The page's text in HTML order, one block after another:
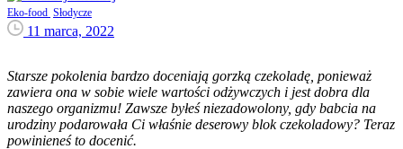
Eko-food Słodycze
11 marca, 2022
Starsze pokolenia bardzo doceniają gorzką czekoladę, ponieważ
zawiera ona w sobie wiele wartości odżywczych i jest dobra dla
naszego organizmu! Zawsze byłeś niezadowolony, gdy babcia na
urodziny podarowała Ci właśnie deserowy blok czekoladowy? Teraz
powinieneś to docenić.